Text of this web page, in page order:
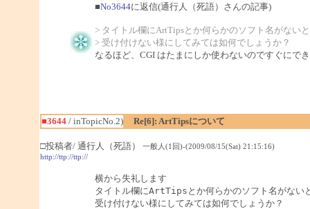
■No3644に返信(通行人（死語）さんの記事)
> タイトル欄にArtTipsとか何らかのソフト名がない
> 受け付けない様にしてみては如何でしょうか？
なるほど、CGI はたまにしか使わないのですぐにで
■3644/ inTopicNo.2) Re[6]: ArtTipsについて
□投稿者/ 通行人（死語）
一般人(1回)-(2009/08/15(Sat) 21:15:16)
http://ttp://ttp://
横から失礼します
タイトル欄にArtTipsとか何らかのソフト名がない
受け付けない様にしてみては如何でしょうか？